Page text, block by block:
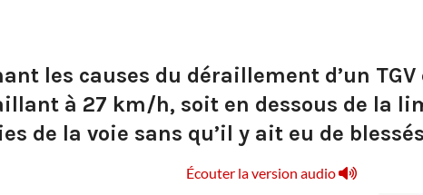
les causes du déraillement d’un
à 27 km/h, soit en dessous de la
de la voie sans qu’il y ait eu de
Écouter la version audio